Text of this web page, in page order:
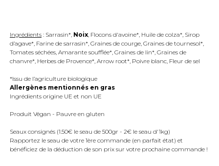
Ingrédients : Sarrasin*, Noix, Flocons d'avoine*, Huile de colza*, Sirop
d’agave*, Farine de sarrasin*, Graines de courge, Graines de tournesol*,
Tomates séchées, Amarante soufflée*, Graines de lin*, Graines de
chanvre*, Herbes de Provence*, Arrow root*, Poivre blanc, Fleur de sel
*Issu de l’agriculture biologique
Allergènes mentionnés en gras
Ingrédients origine UE et non UE
Produit Végan - Pauvre en gluten
Seaux consignés (1.50€ le seau de 500gr - 2€ le seau d'1kg)
Rapportez le seau de votre 1ère commande (en parfait état) et
bénéficiez de la déduction de son prix sur votre prochaine commande !